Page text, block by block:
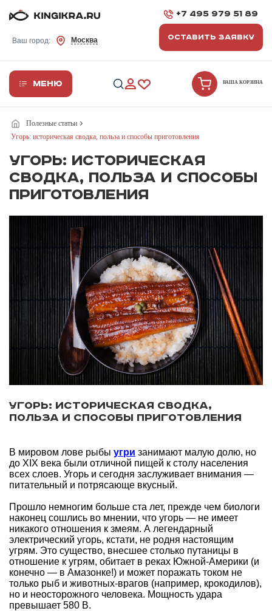
Ваш город: Москва
+7 495 979 51 89
ОСТАВИТЬ ЗАЯВКУ
Меню ВАША КОРЗИНА
Полезные статьи
Угорь: историческая сводка, польза и способы приготовления
Угорь: историческая
сводка, польза и способы
приготовления
Угорь: историческая сводка,
польза и способы приготовления
В мировом лове рыбы угри занимают малую долю, но
до XIX века были отличной пищей к столу населения
всех слоев. Угорь и сегодня заслуживает внимания —
питательный и потрясающе вкусный.
Прошло немногим больше ста лет, прежде чем биологи
наконец сошлись во мнении, что угорь — не имеет
никакого отношения к змеям. А легендарный
электрический угорь, кстати, не родня настоящим
угрям. Это существо, внесшее столько путаницы в
отношение к угрям, обитает в реках Южной-Америки (и
конечно — в Амазонке!) и может поражать током не
только рыб и животных-врагов (например, крокодилов),
но и неосторожного человека. Мощность удара
превышает 580 В.